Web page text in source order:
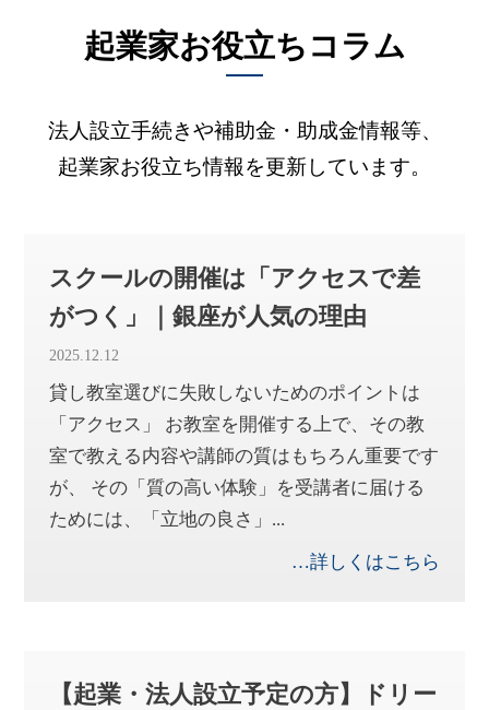
起業家お役立ちコラム
法人設立手続きや補助金・助成金情報等、
起業家お役立ち情報を更新しています。
スクールの開催は「アクセスで差
がつく」｜銀座が人気の理由
2025.12.12
貸し教室選びに失敗しないためのポイントは
「アクセス」 お教室を開催する上で、その教
室で教える内容や講師の質はもちろん重要です
が、 その「質の高い体験」を受講者に届ける
ためには、「立地の良さ」...
…詳しくはこちら
【起業・法人設立予定の方】ドリー